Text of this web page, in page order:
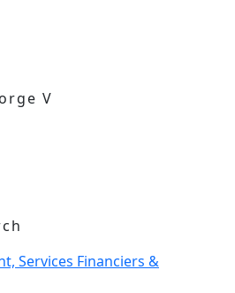
V
Services Financiers &